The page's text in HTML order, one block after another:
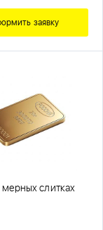
заявку
слитках